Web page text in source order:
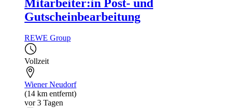
Mitarbeiter:in Post- und
Gutscheinbearbeitung
REWE Group
Vollzeit
Wiener Neudorf
(14 km entfernt)
vor 3 Tagen